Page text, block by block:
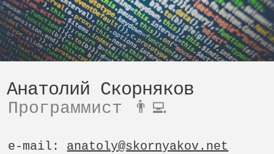
Анатолий Скорняков
Программист 👨‍💻
e-mail: anatoly@skornyakov.net